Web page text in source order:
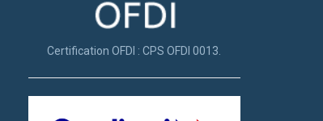
Certification OFDI : CPS OFDI 0013.